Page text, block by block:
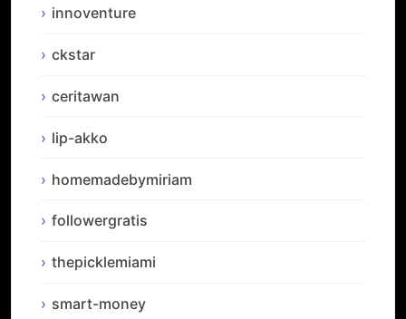
innoventure
ckstar
ceritawan
lip-akko
homemadebymiriam
followergratis
thepicklemiami
smart-money